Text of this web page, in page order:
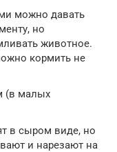
можно давать
но
животное.
кормить не
(в малых
в сыром виде, но
и нарезают на